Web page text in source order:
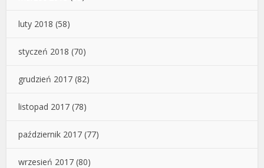
luty 2018 (58)
styczeń 2018 (70)
grudzień 2017 (82)
listopad 2017 (78)
październik 2017 (77)
wrzesień 2017 (80)